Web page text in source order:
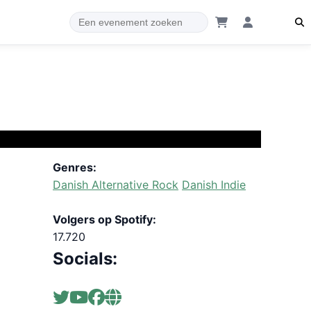
Genres:
Danish Alternative Rock Danish Indie
Volgers op Spotify:
17.720
Socials: